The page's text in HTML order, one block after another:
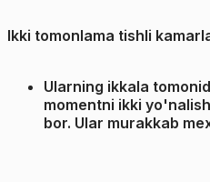
Ikki tomonlama tishli
Ularning ikkala
momentni ikki
bor. Ular murakkab